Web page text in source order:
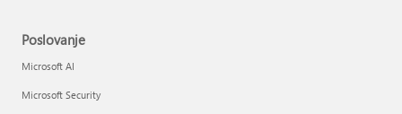
Poslovanje
Microsoft AI
Microsoft Security